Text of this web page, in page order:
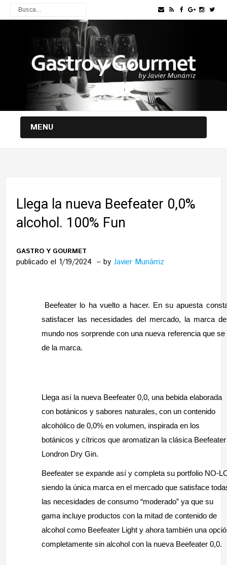
MENU
Llega la nueva Beefeater 0,0%
alcohol. 100% Fun
GASTRO Y GOURMET
publicado el 1/19/2024 byJavier Munárriz
Beefeater lo ha vuelto a hacer. En su apuesta
satisfacer las necesidades del mercado, la marca
mundo nos sorprende con una nueva referencia que
de la marca.
Llega así la nueva Beefeater 0,0, una bebida elaborada
con botánicos y sabores naturales, con un contenido
alcohólico de 0,0% en volumen, inspirada en los
botánicos y cítricos que aromatizan la clásica Beefeater
Londron Dry Gin.
Beefeater se expande así y completa su portfolio NO-
siendo la única marca en el mercado que satisface
las necesidades de consumo “moderado” ya que su
gama incluye productos con la mitad de contenido de
alcohol como Beefeater Light y ahora también una
completamente sin alcohol con la nueva Beefeater 0,0.